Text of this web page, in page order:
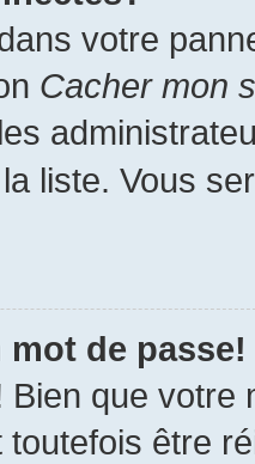
votre
Cacher mon
liste. Vous
mot de passe!
Bien que
toutefois être